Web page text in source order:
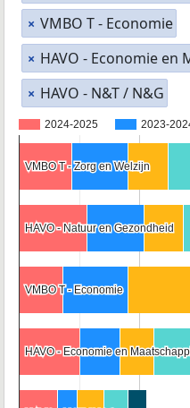
× VMBO T - Economie
× HAVO - Economie en
× HAVO - N&T / N&G
2024-2025 2023-
VMBO T - Zorg en Welzijn
VMBO T - Zorg en Welzijn
HAVO - Natuur en Gezondheid
HAVO - Natuur en Gezondheid
VMBO T - Economie
VMBO T - Economie
HAVO - Economie en
HAVO - Economie en